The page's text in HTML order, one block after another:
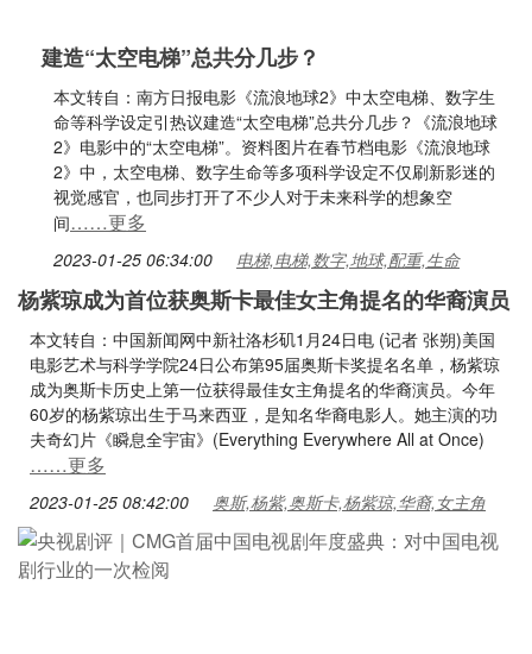
建造“太空电梯”总共分几步？
本文转自：南方日报电影《流浪地球2》中太空电梯、数字生
命等科学设定引热议建造“太空电梯”总共分几步？《流浪地球
2》电影中的“太空电梯”。资料图片在春节档电影《流浪地球
2》中，太空电梯、数字生命等多项科学设定不仅刷新影迷的
视觉感官，也同步打开了不少人对于未来科学的想象空
间……更多
2023-01-25 06:34:00 电梯,电梯,数字,地球,配重,生命
杨紫琼成为首位获奥斯卡最佳女主角提名的华裔演员
本文转自：中国新闻网中新社洛杉矶1月24日电 (记者 张朔)美国
电影艺术与科学学院24日公布第95届奥斯卡奖提名名单，杨紫琼
成为奥斯卡历史上第一位获得最佳女主角提名的华裔演员。今年
60岁的杨紫琼出生于马来西亚，是知名华裔电影人。她主演的功
夫奇幻片《瞬息全宇宙》(Everything Everywhere All at Once)
……更多
2023-01-25 08:42:00 奥斯,杨紫,奥斯卡,杨紫琼,华裔,女主角